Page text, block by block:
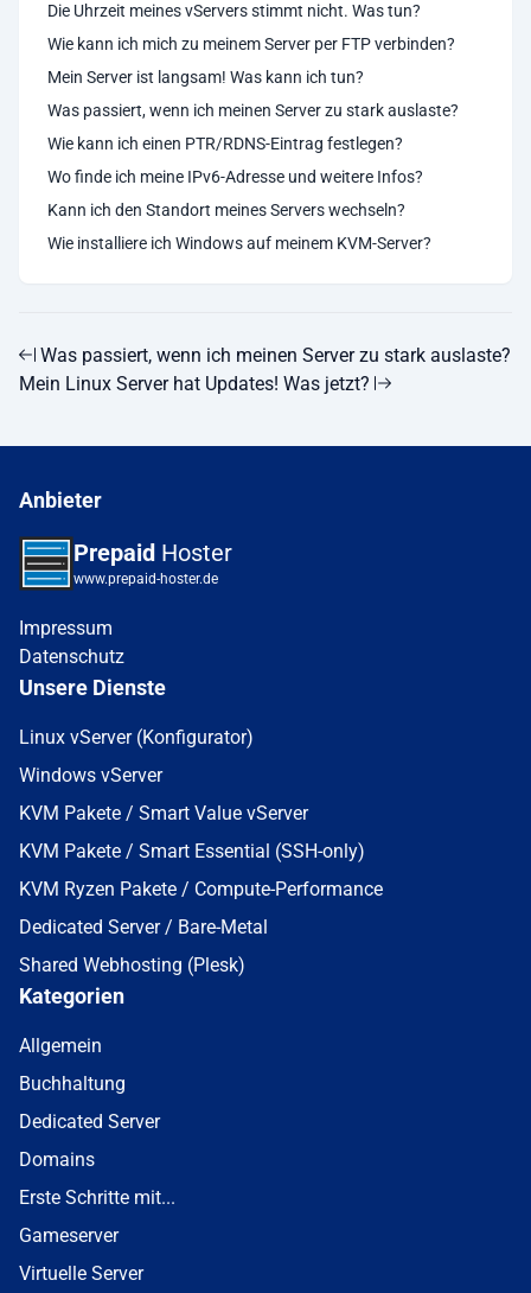
Die Uhrzeit meines vServers stimmt nicht. Was tun?
Wie kann ich mich zu meinem Server per FTP verbinden?
Mein Server ist langsam! Was kann ich tun?
Was passiert, wenn ich meinen Server zu stark auslaste?
Wie kann ich einen PTR/RDNS-Eintrag festlegen?
Wo finde ich meine IPv6-Adresse und weitere Infos?
Kann ich den Standort meines Servers wechseln?
Wie installiere ich Windows auf meinem KVM-Server?
Was passiert, wenn ich meinen Server zu stark auslaste?
Mein Linux Server hat Updates! Was jetzt?
Anbieter
Prepaid Hoster
www.prepaid-hoster.de
Impressum
Datenschutz
Unsere Dienste
Linux vServer (Konfigurator)
Windows vServer
KVM Pakete / Smart Value vServer
KVM Pakete / Smart Essential (SSH-only)
KVM Ryzen Pakete / Compute-Performance
Dedicated Server / Bare-Metal
Shared Webhosting (Plesk)
Kategorien
Allgemein
Buchhaltung
Dedicated Server
Domains
Erste Schritte mit...
Gameserver
Virtuelle Server